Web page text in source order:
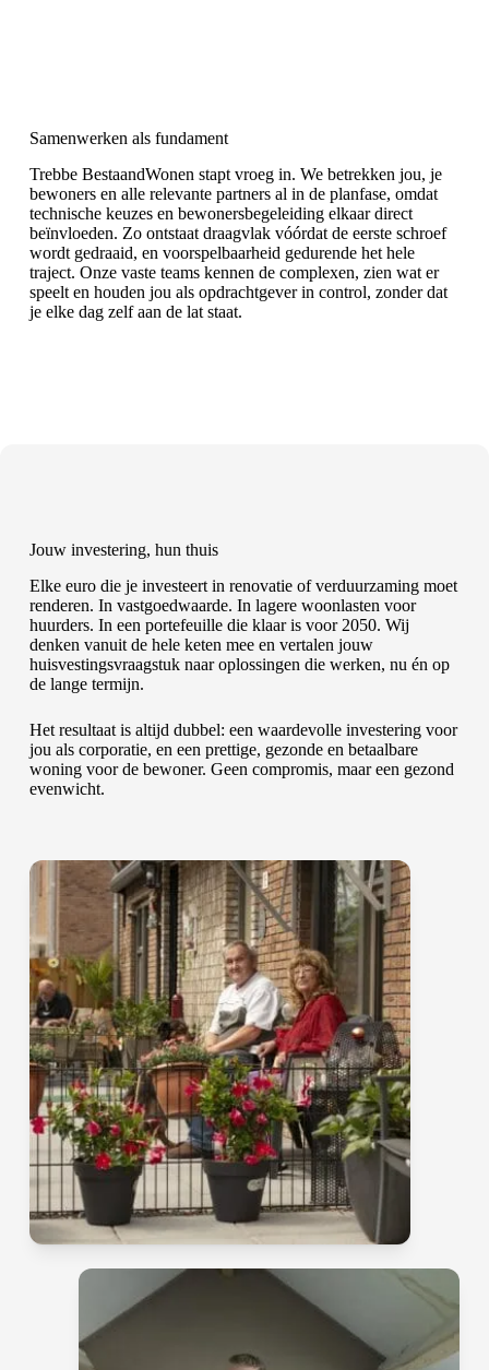
Samenwerken als fundament
Trebbe BestaandWonen stapt vroeg in. We betrekken jou, je
bewoners en alle relevante partners al in de planfase, omdat
technische keuzes en bewonersbegeleiding elkaar direct
beïnvloeden. Zo ontstaat draagvlak vóórdat de eerste schroef
wordt gedraaid, en voorspelbaarheid gedurende het hele
traject. Onze vaste teams kennen de complexen, zien wat er
speelt en houden jou als opdrachtgever in control, zonder dat
je elke dag zelf aan de lat staat.
Jouw investering, hun thuis
Elke euro die je investeert in renovatie of verduurzaming moet
renderen. In vastgoedwaarde. In lagere woonlasten voor
huurders. In een portefeuille die klaar is voor 2050. Wij
denken vanuit de hele keten mee en vertalen jouw
huisvestingsvraagstuk naar oplossingen die werken, nu én op
de lange termijn.
Het resultaat is altijd dubbel: een waardevolle investering voor
jou als corporatie, en een prettige, gezonde en betaalbare
woning voor de bewoner. Geen compromis, maar een gezond
evenwicht.